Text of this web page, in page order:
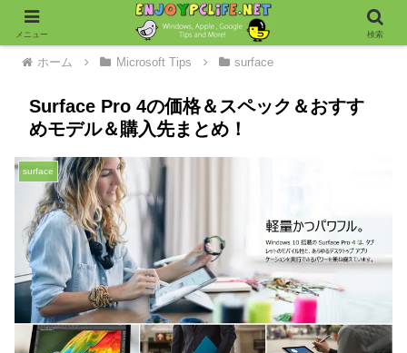
ホーム Microsoft Tips surface
Surface Pro 4の価格＆スペック＆おすす
めモデル＆購入先まとめ！
surface
メニュー 検索